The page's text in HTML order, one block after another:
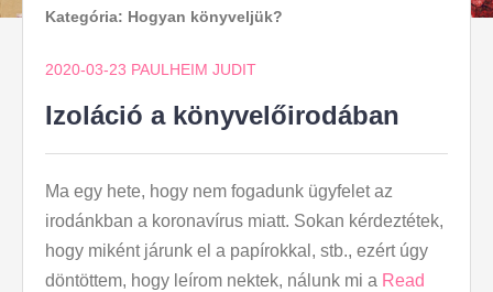
Kategória: Hogyan könyveljük?
2020-03-23 PAULHEIM JUDIT
Izoláció a könyvelőirodában
Ma egy hete, hogy nem fogadunk ügyfelet az
irodánkban a koronavírus miatt. Sokan kérdeztétek,
hogy miként járunk el a papírokkal, stb., ezért úgy
döntöttem, hogy leírom nektek, nálunk mi a Read